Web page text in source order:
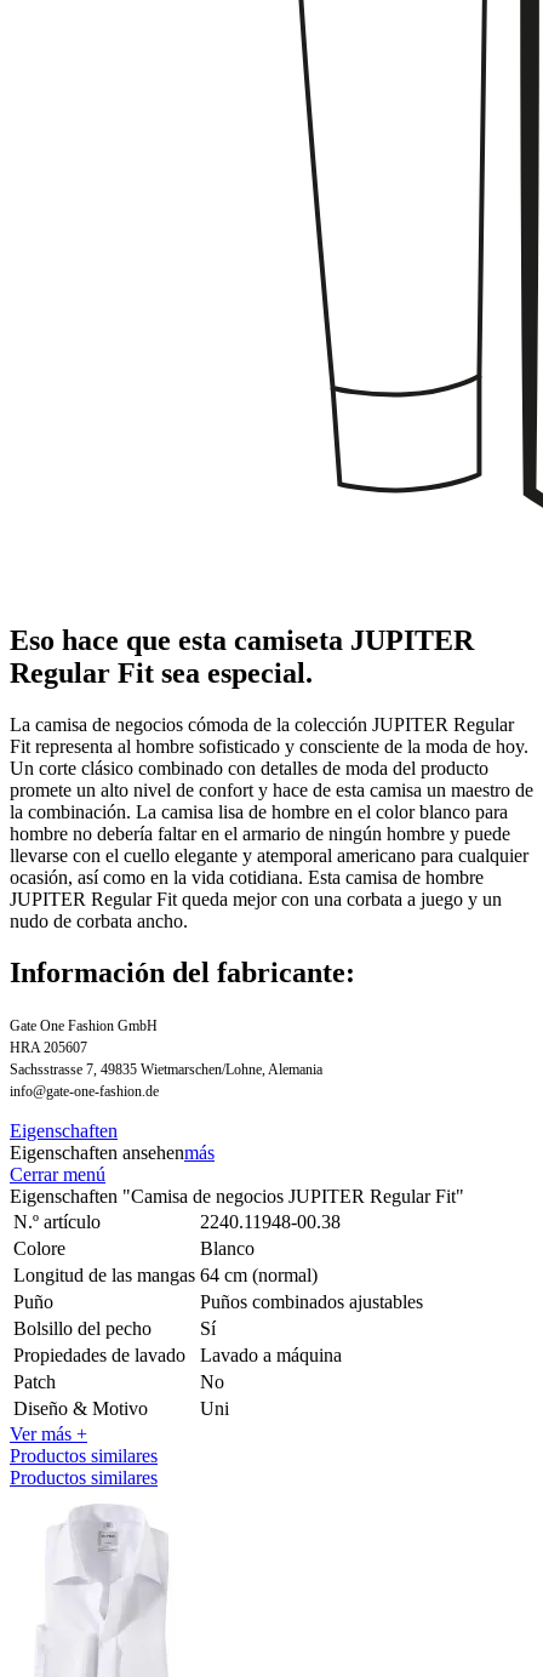
Eso hace que esta camiseta JUPITER
Regular Fit sea especial.
La camisa de negocios cómoda de la colección JUPITER Regular
Fit representa al hombre sofisticado y consciente de la moda de hoy.
Un corte clásico combinado con detalles de moda del producto
promete un alto nivel de confort y hace de esta camisa un maestro de
la combinación. La camisa lisa de hombre en el color blanco para
hombre no debería faltar en el armario de ningún hombre y puede
llevarse con el cuello elegante y atemporal americano para cualquier
ocasión, así como en la vida cotidiana. Esta camisa de hombre
JUPITER Regular Fit queda mejor con una corbata a juego y un
nudo de corbata ancho.
Información del fabricante:
Gate One Fashion GmbH
HRA 205607
Sachsstrasse 7, 49835 Wietmarschen/Lohne, Alemania
info@gate-one-fashion.de
Eigenschaften
Eigenschaften ansehenmás
Cerrar menú
Eigenschaften "Camisa de negocios JUPITER Regular Fit"
N.º artículo
2240.11948-00.38
Colore
Blanco
Longitud de las mangas 64 cm (normal)
Puño
Puños combinados ajustables
Bolsillo del pecho
Sí
Propiedades de lavado
Lavado a máquina
Patch
No
Diseño & Motivo
Uni
Ver más +
Productos similares
Productos similares